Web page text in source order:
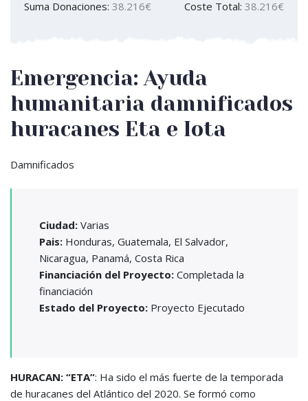
Suma Donaciones: 38.216€ Coste Total: 38.216€
Emergencia: Ayuda
humanitaria damnificados
huracanes Eta e Iota
Damnificados
Ciudad: Varias
Pais: Honduras, Guatemala, El Salvador,
Nicaragua, Panamá, Costa Rica
Financiación del Proyecto: Completada la
financiación
Estado del Proyecto: Proyecto Ejecutado
HURACAN: “ETA”: Ha sido el más fuerte de la temporada
de huracanes del Atlántico del 2020. Se formó como